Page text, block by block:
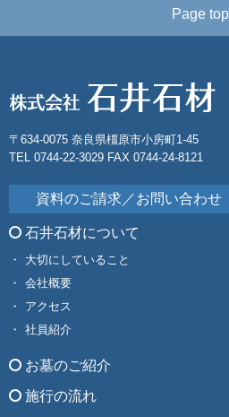
Page top
〒634-0075 奈良県橿原市小房町1-45
TEL 0744-22-3029 FAX 0744-24-8121
資料のご請求／お問い合わせ
石井石材について
大切にしていること
会社概要
アクセス
社員紹介
お墓のご紹介
施行の流れ